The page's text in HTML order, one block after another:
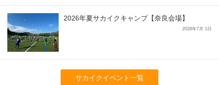
2026年夏サカイクキャンプ【奈良会場】
2026年7月 1日
サカイクイベント一覧